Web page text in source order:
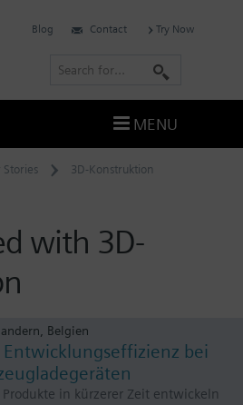
Stories 3D-Konstruktion
with 3D-
Belgien
Entwicklungseffizienz bei
Produkte in kürzerer Zeit entwickeln
Siemens
Blog Contact Try Now
r
c
MENU